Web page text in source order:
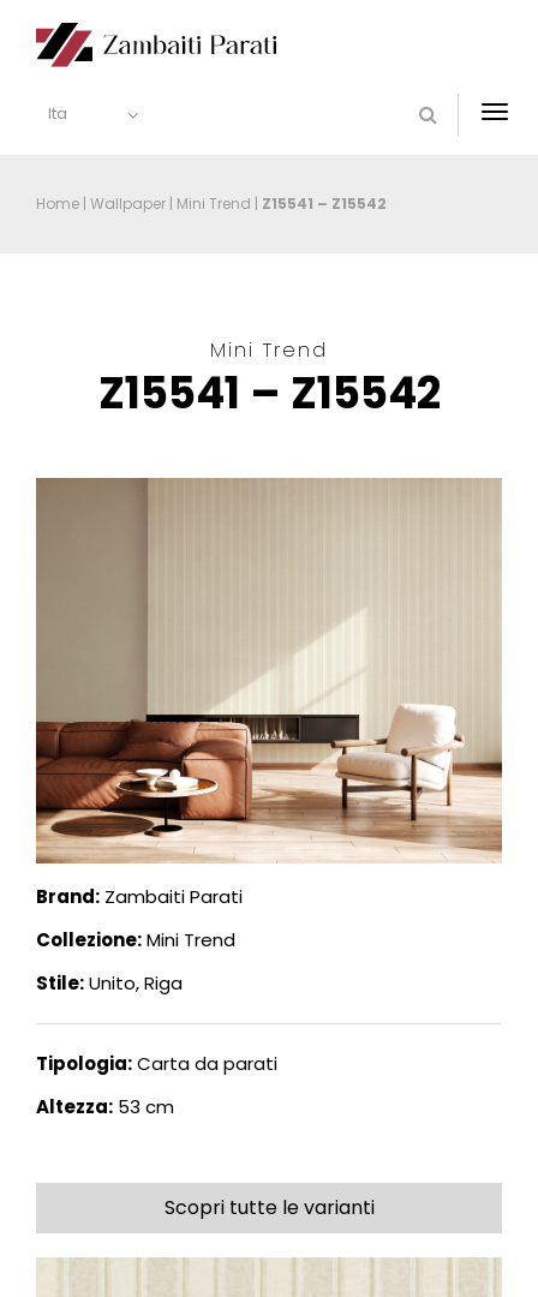
Ita
Home | Wallpaper | Mini Trend | Z15541 – Z15542
Mini Trend
Z15541 – Z15542
Brand: Zambaiti Parati
Collezione:Mini Trend
Stile:Unito, Riga
Tipologia:Carta da parati
Altezza: 53 cm
Scopri tutte le varianti